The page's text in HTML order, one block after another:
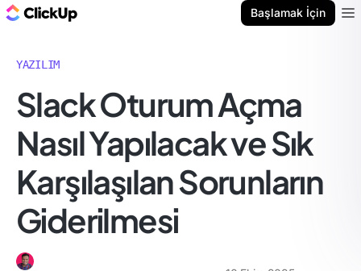
Başlamak İçin
YAZILIM
Slack Oturum Açma
Nasıl Yapılacak ve Sık
Karşılaşılan Sorunların
Giderilmesi